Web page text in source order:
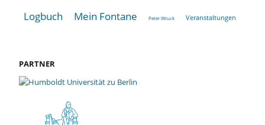
Logbuch Mein Fontane Peter Wruck Veranstaltungen
PARTNER